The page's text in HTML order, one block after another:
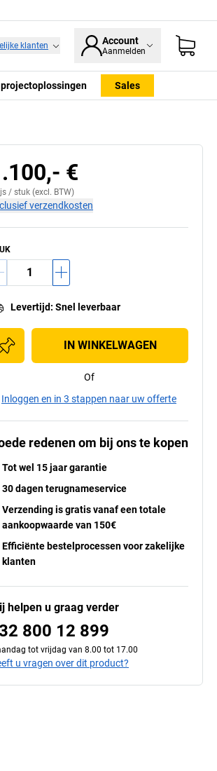
klanten Account
Aanmelden
Sales
€
/ stuk (excl. BTW)
verzendkosten
Levertijd: Snel leverbaar
IN WINKELWAGEN
Of
Inloggen en in 3 stappen naar uw offerte
redenen om bij ons te kopen
Tot wel 15 jaar garantie
30 dagen terugnameservice
Verzending is gratis vanaf een totale
aankoopwaarde van 150€
Efficiënte bestelprocessen voor zakelijke
klanten
helpen u graag verder
800 12 899
tot vrijdag van 8.00 tot 17.00
u vragen over dit product?